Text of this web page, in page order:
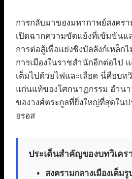
การกลับมาของมหากาพย์สงครา
เปิดฉากความขัดแย้งที่เข้มข้นแ
การต่อสู้เพื่อแย่งชิงบัลลังก์เหล็ก
การเมืองในราชสำนักอีกต่อไป
เต็มไปด้วยไฟและเลือด นี่คือบท
แก่นแท้ของโศกนาฏกรรม อำน
ของวงศ์ตระกูลที่ยิ่งใหญ่ที่สุดในป
อรอส
ประเด็นสำคัญของบทวิเคร
สงครามกลางเมืองเต็ม